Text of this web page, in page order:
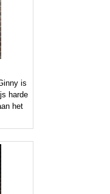
is
harde
het